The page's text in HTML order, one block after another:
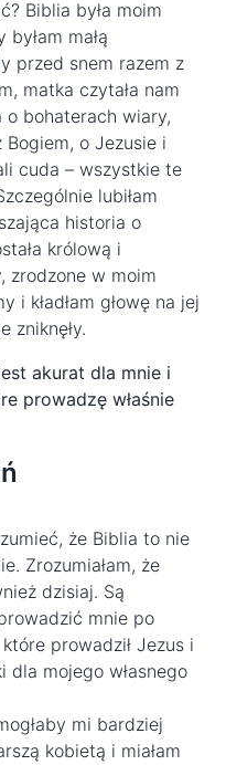
Biblia była moim
małą
przed snem razem z
matka czytała nam
bohaterach wiary,
o Jezusie i
cuda – wszystkie te
lubiłam
historia o
królową i
zrodzone w moim
i kładłam głowę na jej
zniknęły.
akurat dla mnie i
prowadzę właśnie
że Biblia to nie
Zrozumiałam, że
dzisiaj. Są
mnie po
prowadził Jezus i
dla mojego własnego
mi bardziej
kobietą i miałam